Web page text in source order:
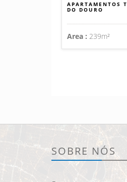
APARTAMENTOS
DO DOURO
Area : 239m²
SOBRE NÓS